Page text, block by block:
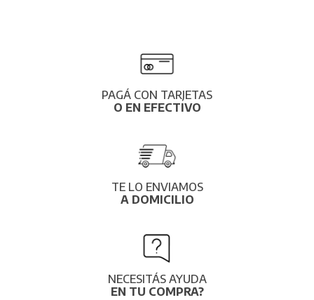
PAGÁ CON TARJETAS
O EN EFECTIVO
TE LO ENVIAMOS
A DOMICILIO
NECESITÁS AYUDA
EN TU COMPRA?